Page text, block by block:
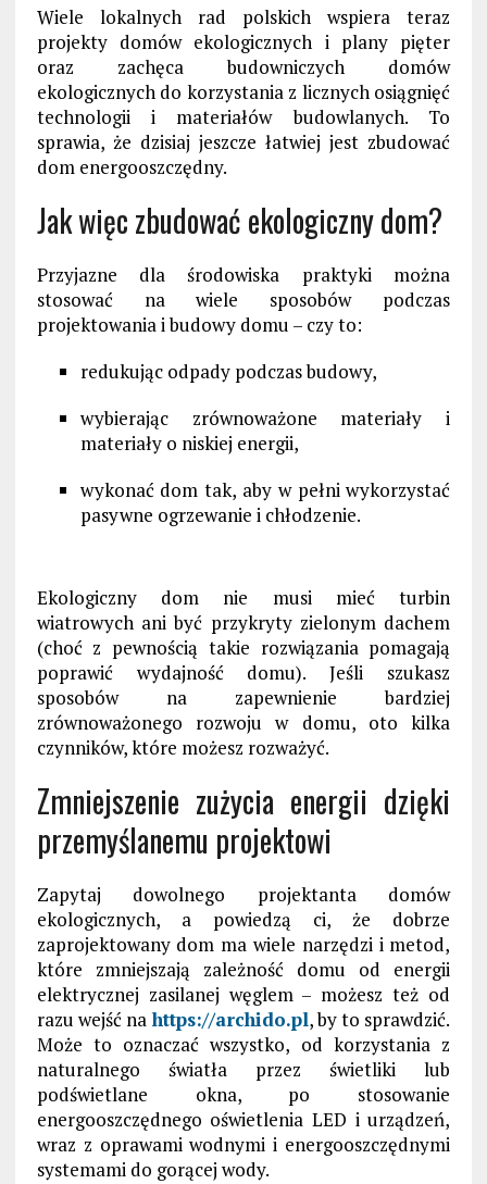
Wiele lokalnych rad polskich wspiera teraz
projekty domów ekologicznych i plany pięter
oraz zachęca budowniczych domów
ekologicznych do korzystania z licznych osiągnięć
technologii i materiałów budowlanych. To
sprawia, że dzisiaj jeszcze łatwiej jest zbudować
dom energooszczędny.
Jak więc zbudować ekologiczny dom?
Przyjazne dla środowiska praktyki można
stosować na wiele sposobów podczas
projektowania i budowy domu – czy to:
redukując odpady podczas budowy,
wybierając zrównoważone materiały i
materiały o niskiej energii,
wykonaćdomtak, aby w pełni wykorzystać
pasywne ogrzewanie i chłodzenie.
Ekologiczny dom nie musi mieć turbin
wiatrowych ani być przykryty zielonym dachem
(choć z pewnością takie rozwiązaniapomagają
poprawić wydajność domu). Jeśli szukasz
sposobów na zapewnienie bardziej
zrównoważonego rozwoju w domu, oto kilka
czynników, które możesz rozważyć.
Zmniejszenie zużycia energii dzięki
przemyślanemu projektowi
Zapytaj dowolnego projektanta domów
ekologicznych, a powiedzą ci, że dobrze
zaprojektowany dom ma wiele narzędzi i metod,
które zmniejszają zależność domu od energii
elektrycznej zasilanej węglem – możesz też od
razu wejść nahttps://archido.pl, by to sprawdzić.
Może to oznaczać wszystko, od korzystania z
naturalnego światła przez świetliki lub
podświetlane okna, po stosowanie
energooszczędnego oświetlenia LED i urządzeń,
wraz z oprawami wodnymi i energooszczędnymi
systemami do gorącej wody.